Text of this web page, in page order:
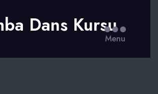
Dans Kursu
Menu